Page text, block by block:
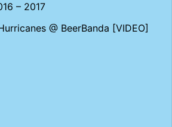
– 2017
@ BeerBanda [VIDEO]